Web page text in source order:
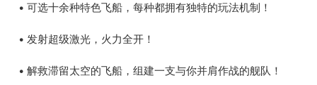
• 可选十余种特色飞船，每种都拥有独特的玩法机制！
• 发射超级激光，火力全开！
• 解救滞留太空的飞船，组建一支与你并肩作战的舰队！